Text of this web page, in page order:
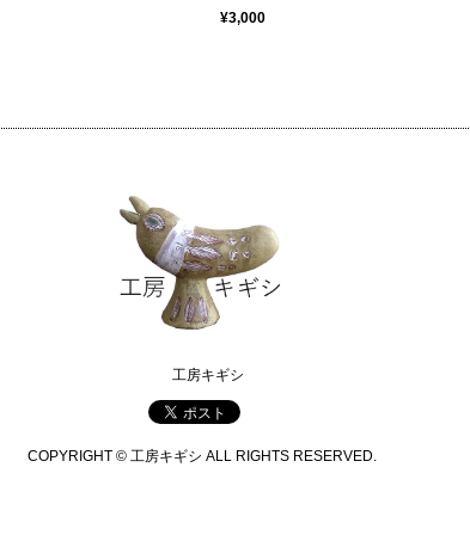
¥3,000
工房キギシ
COPYRIGHT © 工房キギシ ALL RIGHTS RESERVED.